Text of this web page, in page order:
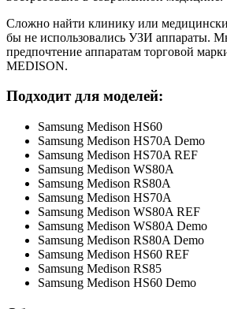
Сложно найти клинику или
бы не использовались УЗИ аппараты.
предпочтение аппаратам торговой
MEDISON.
Подходит для моделей:
Samsung Medison HS60
Samsung Medison HS70A Demo
Samsung Medison HS70A REF
Samsung Medison WS80A
Samsung Medison RS80A
Samsung Medison HS70A
Samsung Medison WS80A REF
Samsung Medison WS80A Demo
Samsung Medison RS80A Demo
Samsung Medison HS60 REF
Samsung Medison RS85
Samsung Medison HS60 Demo